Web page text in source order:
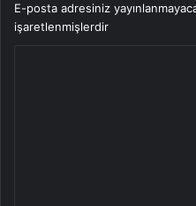
E-posta adresiniz
işaretlenmişlerdir